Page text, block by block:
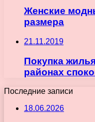
Женские
размера
21.11.2019
Покупка
районах
Последние записи
18.06.2026